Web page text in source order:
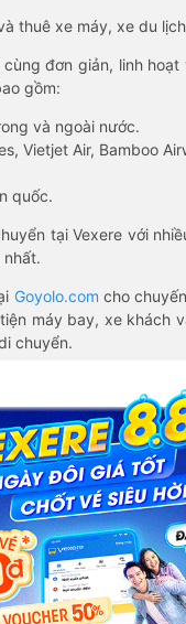
thuê xe máy, xe du
đơn giản, linh
gồm:
và ngoài nước.
Vietjet Air, Bamboo
quốc.
tại Vexere với
Goyolo.com cho
máy bay, xe
chuyển.
Ứng dụng
Vexere -
cao, 5000+
vụ thuê xe
Ứng dụng
người dùng
chóng và